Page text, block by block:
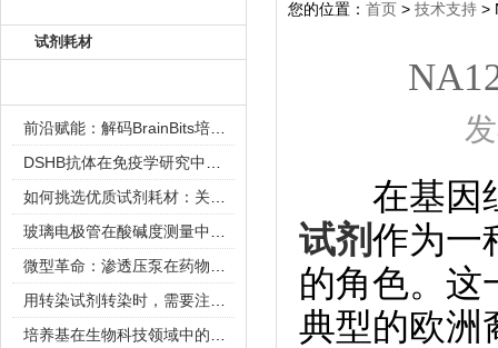
试剂耗材
您的位置： 首页 > 技术支持 >
在基因组
试剂作为一
的角色。这
典型的欧洲